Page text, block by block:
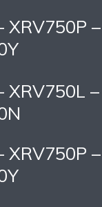
XRV750P –
XRV750L –
XRV750P –